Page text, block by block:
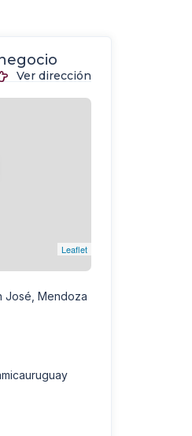
Ver dirección
Leaflet
José, Mendoza